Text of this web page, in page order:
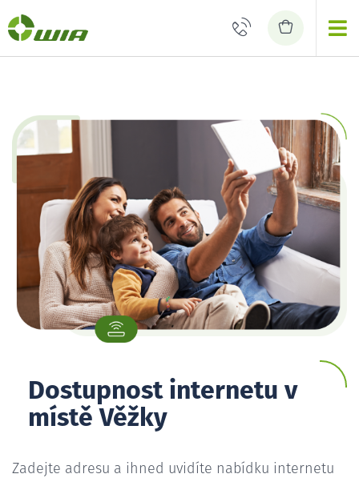
Dostupnost internetu v
místě Věžky
Zadejte adresu a ihned uvidíte nabídku internetu